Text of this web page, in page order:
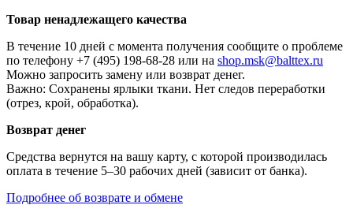
Товар ненадлежащего качества
В течение 10 дней с момента получения сообщите о проблеме
по телефону +7 (495) 198-68-28 или на shop.msk@balttex.ru
Можно запросить замену или возврат денег.
Важно: Сохранены ярлыки ткани. Нет следов переработки
(отрез, крой, обработка).
Возврат денег
Средства вернутся на вашу карту, с которой производилась
оплата в течение 5–30 рабочих дней (зависит от банка).
Подробнее об возврате и обмене